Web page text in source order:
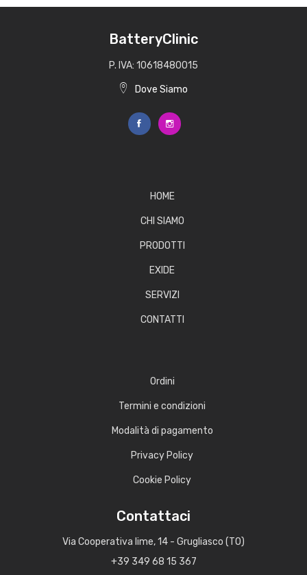
BatteryClinic
P. IVA: 10618480015
Dove Siamo
HOME
CHI SIAMO
PRODOTTI
EXIDE
SERVIZI
CONTATTI
Ordini
Termini e condizioni
Modalità di pagamento
Privacy Policy
Cookie Policy
Contattaci
Via Cooperativa lime, 14 - Grugliasco (TO)
+39 349 68 15 367